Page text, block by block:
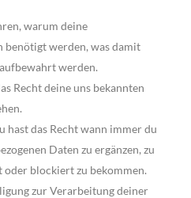
warum deine
benötigt werden, was damit
werden.
Recht deine uns bekannten
hast das Recht wann immer du
Daten zu ergänzen, zu
blockiert zu bekommen.
zur Verarbeitung deiner